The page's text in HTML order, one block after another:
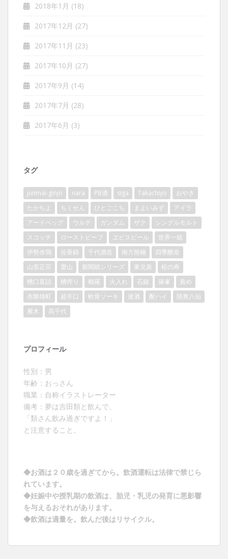
2018年1月 (18)
2017年12月 (27)
2017年11月 (23)
2017年10月 (27)
2017年9月 (14)
2017年7月 (28)
2017年6月 (3)
タグ
junmai-ginjo nara PB酒 siga Takachiyo
おやき
たかちよ
ちくせん ひとごこち まよいみず
アイラ
アードベッグ
ウルテ ガンダム ザク
シングルモルト
スコッチ
ローストビーフ ヱビスビール
世界一統
伊勢赤鶏
佐香錦 千代酒造 南方熊楠
四季醸造
山形正宗
愛山 新聞紙シリーズ 東北泉
松の寿
槽口直詰
槽搾り 櫛羅 火入れ 石鎚 篠峯
責め
赤磐雄町
超辛口 軟骨ソーキ 迷酒 酎ハイ
陸奥八仙
雁木
髙千代
プロフィール
性別：男
年齢：おっさん
職業：自称イラストレーター
備考：夢は吉田類と飲んで、
「類さん飲み過ぎですよ！」
と注意すること。
◆お酒は２０歳を過ぎてから。飲酒運転は法律で禁じら
れています。
◆妊娠中や授乳期の飲酒は、胎児・乳児の発育に悪影響
を与えるおそれがあります。
◆飲酒は適量を。飲んだ後はリサイクル。